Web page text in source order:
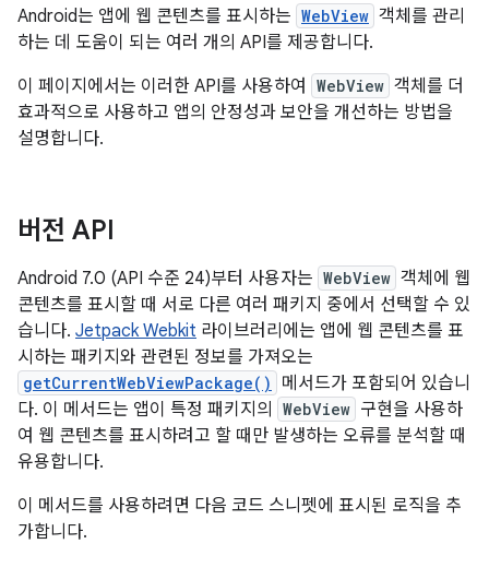
Android는 앱에 웹 콘텐츠를 표시하는 WebView 객체를 관리
하는 데 도움이 되는 여러 개의 API를 제공합니다.
이 페이지에서는 이러한 API를 사용하여
WebView 객체를 더
효과적으로 사용하고 앱의 안정성과 보안을 개선하는 방법을
설명합니다.
버전 API
Android 7.0 (API 수준 24)부터 사용자는 WebView 객체에 웹
콘텐츠를 표시할 때 서로 다른 여러 패키지 중에서 선택할 수 있
습니다. Jetpack Webkit 라이브러리에는 앱에 웹 콘텐츠를 표
시하는 패키지와 관련된 정보를 가져오는
getCurrentWebViewPackage()
메서드가 포함되어 있습니
다. 이 메서드는 앱이 특정 패키지의
WebView 구현을 사용하
여 웹 콘텐츠를 표시하려고 할 때만 발생하는 오류를 분석할 때
유용합니다.
이 메서드를 사용하려면 다음 코드 스니펫에 표시된 로직을 추
가합니다.